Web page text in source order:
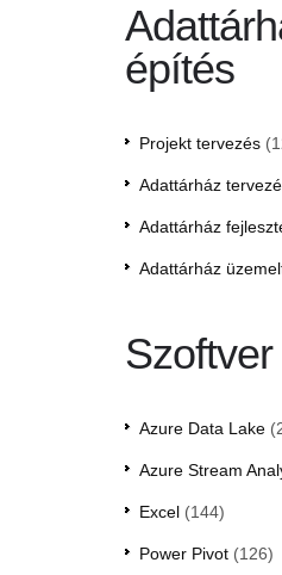
építés
Projekt tervezés
Adattárház
Adattárház
Adattárház
Szoftver
Azure Data Lake
Azure Stream
Excel(144)
Power Pivot(126)